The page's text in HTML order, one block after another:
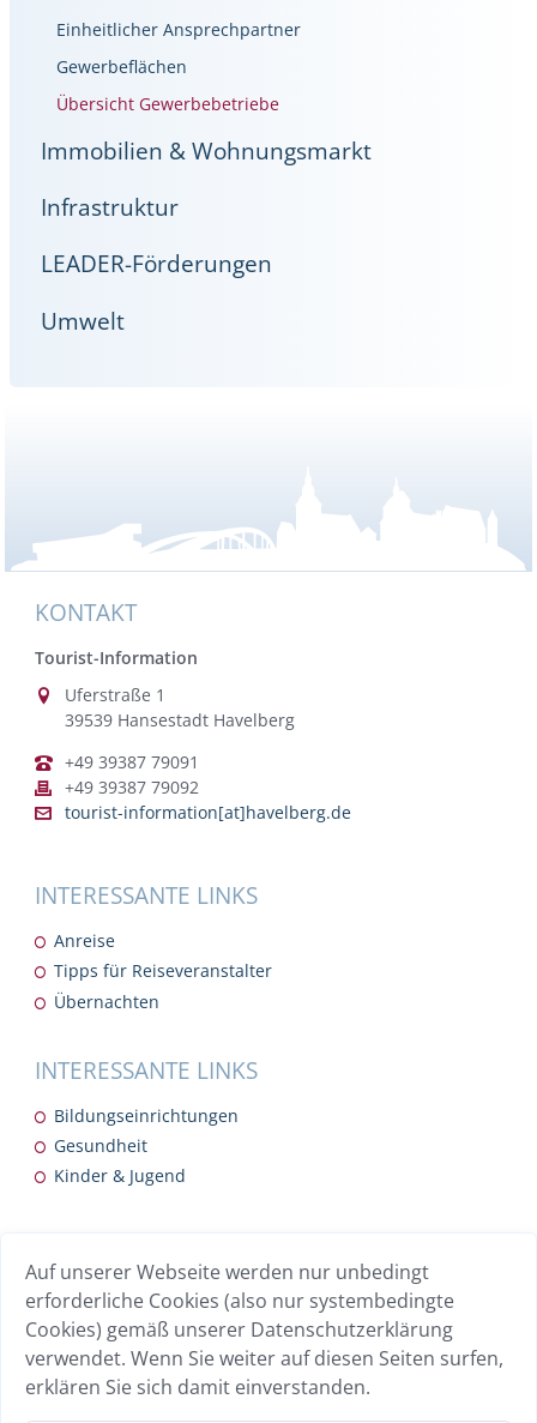
Auf unserer Webseite werden nur unbedingt
erforderliche Cookies (also nur systembedingte
Cookies) gemäß unserer Datenschutzerklärung
verwendet. Wenn Sie weiter auf diesen Seiten surfen,
erklären Sie sich damit einverstanden.
Einheitlicher Ansprechpartner
Gewerbeflächen
Übersicht Gewerbebetriebe
Immobilien & Wohnungsmarkt
Infrastruktur
LEADER-Förderungen
Umwelt
KONTAKT
Tourist-Information
Uferstraße 1
39539 Hansestadt Havelberg
+49 39387 79091
+49 39387 79092
tourist-information[at]havelberg.de
INTERESSANTE LINKS
Anreise
Tipps für Reiseveranstalter
Übernachten
INTERESSANTE LINKS
Bildungseinrichtungen
Gesundheit
Kinder & Jugend
Breitband
Übersicht Gewerbebetriebe
Wohnen